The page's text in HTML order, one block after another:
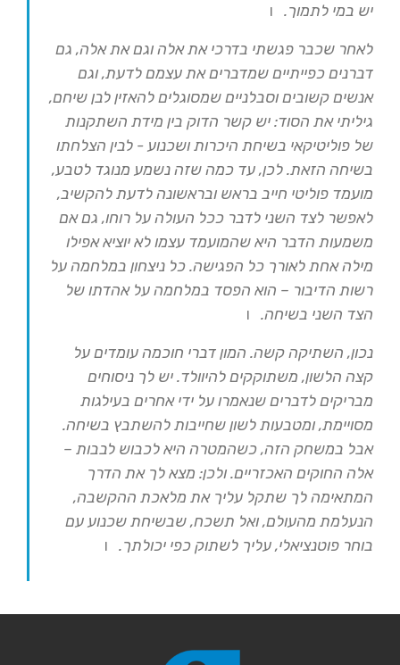
יש במי לתמוך. ו
לאחר שכבר פגשתי בדרכי את אלה וגם את אלה, גם
דברנים כפייתיים שמדברים את עצמם לדעת, וגם
אנשים קשובים וסבלניים שמסוגלים להאזין לבן שיחם,
גיליתי את הסוד: יש קשר הדוק בין מידת השתקנות
של פוליטיקאי בשיחת היכרות ושכנוע - לבין הצלחתו
בשיחה הזאת. לכן, עד כמה שזה נשמע מנוגד לטבע,
מועמד פוליטי חייב בראש ובראשונה לדעת להקשיב,
לאפשר לצד השני לדבר ככל העולה על רוחו, גם אם
משמעות הדבר היא שהמועמד עצמו לא יוציא אפילו
מילה אחת לאורך כל הפגישה. כל ניצחון במלחמה על
רשות הדיבור – הוא הפסד במלחמה על אהדתו של
הצד השני בשיחה. ו
נכון, השתיקה קשה. המון דברי חוכמה עומדים על
קצה הלשון, משתוקקים להיוולד. יש לך ניסוחים
מבריקים לדברים שנאמרו על ידי אחרים בעילגות
מסויימת, ומטבעות לשון שחייבות להשתבץ בשיחה.
אבל במשחק הזה, כשהמטרה היא לכבוש לבבות –
אלה החוקים האכזריים. ולכן: מצא לך את הדרך
המתאימה לך שתקל עליך את מלאכת ההקשבה,
הנעלמת מהעולם, ואל תשכח, שבשיחת שכנוע עם
בוחר פוטנציאלי, עליך לשתוק כפי יכולתך. ו